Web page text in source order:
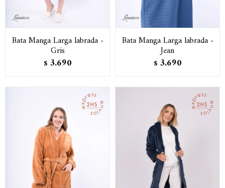
Bata Manga Larga labrada -
Gris
$ 3.690
Bata Manga Larga labrada -
Jean
$ 3.690